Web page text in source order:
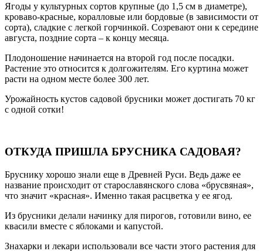
Ягоды у культурных сортов крупные (до 1,5 см в диаметре),
кроваво-красные, коралловые или бордовые (в зависимости от
сорта), сладкие с легкой горчинкой. Созревают они к середине
августа, поздние сорта – к концу месяца.
Плодоношение начинается на второй год после посадки.
Растение это относится к долгожителям. Его куртина может
расти на одном месте более 300 лет.
Урожайность кустов садовой брусники может достигать 70 кг
с одной сотки!
ОТКУДА ПРИШЛА БРУСНИКА САДОВАЯ?
Бруснику хорошо знали еще в Древней Руси. Ведь даже ее
название происходит от старославянского слова «брусвяная»,
что значит «красная». Именно такая расцветка у ее ягод.
Из брусники делали начинку для пирогов, готовили вино, ее
квасили вместе с яблоками и капустой.
Знахарки и лекари использовали все части этого растения для